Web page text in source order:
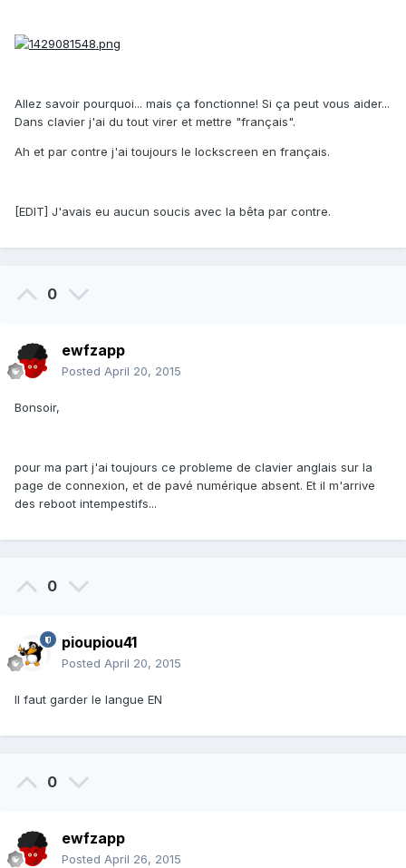
Allez savoir pourquoi... mais ça fonctionne! Si ça peut vous aider...
Dans clavier j'ai du tout virer et mettre "français".
Ah et par contre j'ai toujours le lockscreen en français.
[EDIT] J'avais eu aucun soucis avec la bêta par contre.
0
ewfzapp
Posted April 20, 2015
Bonsoir,
pour ma part j'ai toujours ce probleme de clavier anglais sur la
page de connexion, et de pavé numérique absent. Et il m'arrive
des reboot intempestifs...
0
pioupiou41
Posted April 20, 2015
Il faut garder le langue EN
0
ewfzapp
Posted April 26, 2015